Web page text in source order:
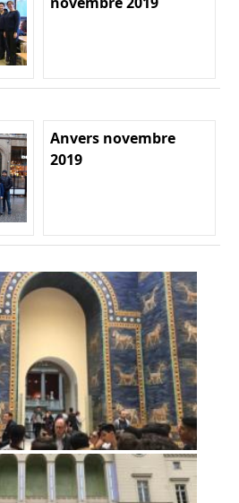
Anvers novembre
2019